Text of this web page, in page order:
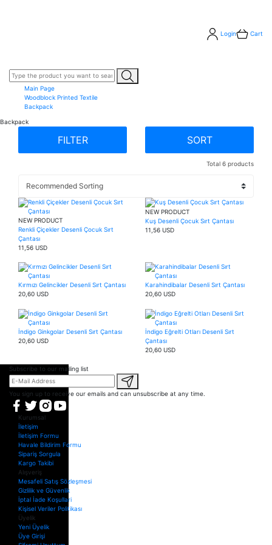
Login Cart
Main Page
Woodblock Printed Textile
Backpack
Backpack
FILTER SORT
Total 6 products
NEW PRODUCT
Renkli Çiçekler Desenli Çocuk Sırt
Çantası
11,56 USD
NEW PRODUCT
Kuş Desenli Çocuk Sırt Çantası
11,56 USD
Kırmızı Gelincikler Desenli Sırt Çantası
20,60 USD
Karahindibalar Desenli Sırt Çantası
20,60 USD
İndigo Ginkgolar Desenli Sırt Çantası
20,60 USD
İndigo Eğrelti Otları Desenli Sırt
Çantası
20,60 USD
Subscribe to our mailing list
You sign up to receive our emails and can unsubscribe at any time.
Kurumsal
İletişim
İletişim Formu
Havale Bildirim Formu
Sipariş Sorgula
Kargo Takibi
Alışveriş
Mesafeli Satış Sözleşmesi
Gizlilik ve Güvenlik
İptal İade Koşullari
Kişisel Veriler Politikası
Üyelik
Yeni Üyelik
Üye Girişi